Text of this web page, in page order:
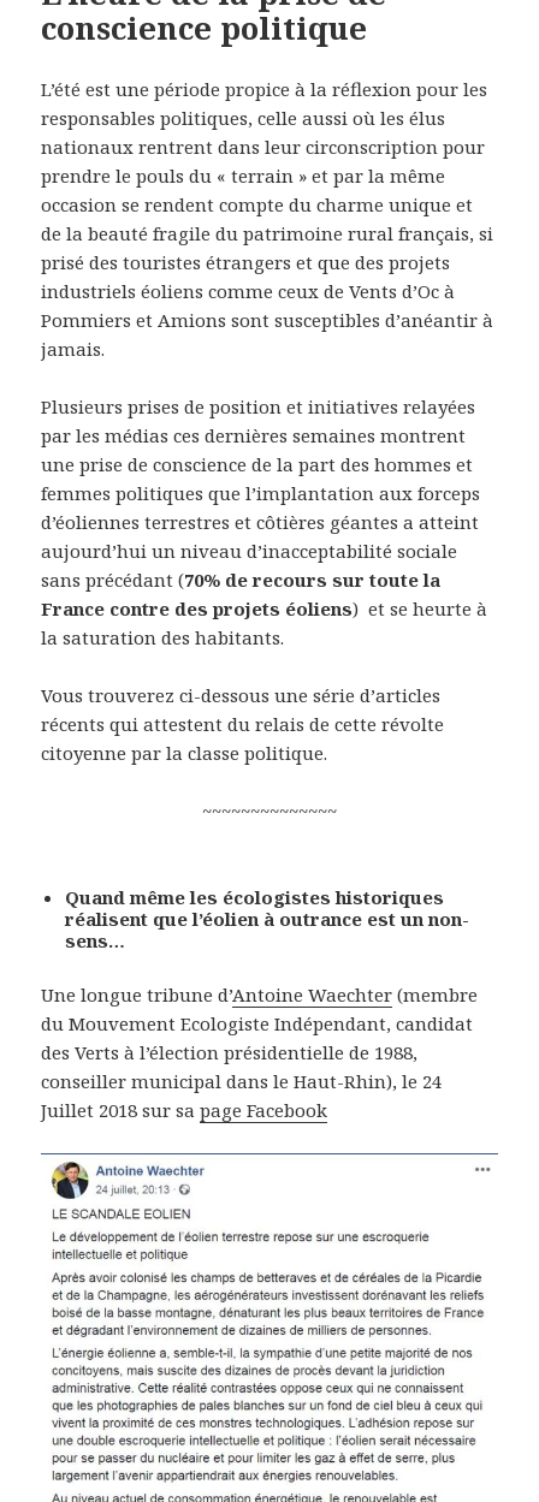
conscience politique
L’été est une période propice à la réflexion pour les
responsables politiques, celle aussi où les élus
nationaux rentrent dans leur circonscription pour
prendre le pouls du « terrain » et par la même
occasion se rendent compte du charme unique et
de la beauté fragile du patrimoine rural français, si
prisé des touristes étrangers et que des projets
industriels éoliens comme ceux de Vents d’Oc à
Pommiers et Amions sont susceptibles d’anéantir à
jamais.
Plusieurs prises de position et initiatives relayées
par les médias ces dernières semaines montrent
une prise de conscience de la part des hommes et
femmes politiques que l’implantation aux forceps
d’éoliennes terrestres et côtières géantes a atteint
aujourd’hui un niveau d’inacceptabilité sociale
sans précédant (70% de recours sur toute la
France contre des projets éoliens) et se heurte à
la saturation des habitants.
Vous trouverez ci-dessous une série d’articles
récents qui attestent du relais de cette révolte
citoyenne par la classe politique.
~~~~~~~~~~~~~~
Quand même les écologistes historiques
réalisent que l’éolien à outrance est un non-
sens…
Une longue tribune d’Antoine Waechter (membre
du Mouvement Ecologiste Indépendant, candidat
des Verts à l’élection présidentielle de 1988,
conseiller municipal dans le Haut-Rhin), le 24
Juillet 2018 sur sapage Facebook